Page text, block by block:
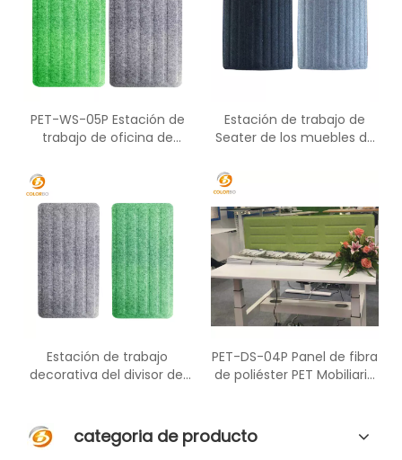
PET-WS-05P Estación de
trabajo de oficina de
poliéster ignífugo y de
absorción de sonido
Estación de trabajo de
Seater de los muebles de
la pantalla del ANIMAL
DOMÉSTICO para la
partición
Estación de trabajo
decorativa del divisor del
PET-DS-04P Panel de fibra
de poliéster PET Mobiliario
pantalla de escritorio de
categoria de producto